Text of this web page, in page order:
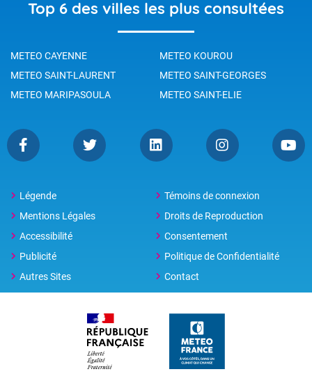
Top 6 des villes les plus consultées
METEO CAYENNE
METEO KOUROU
METEO SAINT-LAURENT
METEO SAINT-GEORGES
METEO MARIPASOULA
METEO SAINT-ELIE
Légende
Témoins de connexion
Mentions Légales
Droits de Reproduction
Accessibilité
Consentement
Publicité
Politique de Confidentialité
Autres Sites
Contact